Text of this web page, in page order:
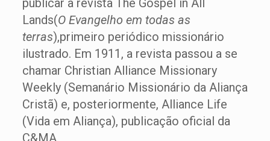
publicar a revista The Gospel in All
Lands(O Evangelho em todas as
terras),primeiro periódico missionário
ilustrado. Em 1911, a revista passou a se
chamar Christian Alliance Missionary
Weekly (Semanário Mis­sio­nário da Aliança
Cristã) e, posteriormente, Alliance Life
(Vida em Aliança), publicação oficial da
C&MA.